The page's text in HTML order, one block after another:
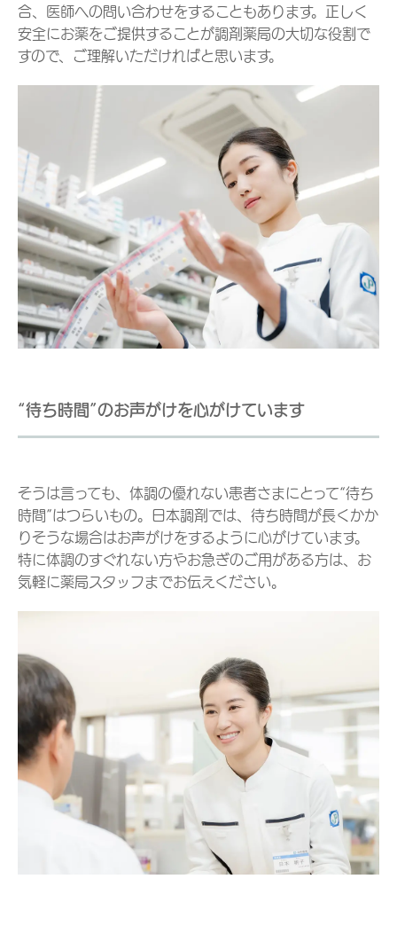
合、医師への問い合わせをすることもあります。正しく
安全にお薬をご提供することが調剤薬局の大切な役割で
すので、ご理解いただければと思います。
“待ち時間”のお声がけを心がけています
そうは言っても、体調の優れない患者さまにとって“待ち
時間”はつらいもの。日本調剤では、待ち時間が長くかか
りそうな場合はお声がけをするように心がけています。
特に体調のすぐれない方やお急ぎのご用がある方は、お
気軽に薬局スタッフまでお伝えください。